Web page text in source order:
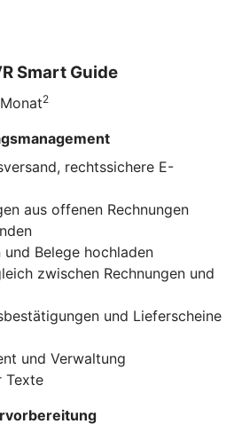
Smart Guide
2
rechtssichere E-
aus offenen Rechnungen
Belege hochladen
zwischen Rechnungen und
und Lieferscheine
und Verwaltung
Texte